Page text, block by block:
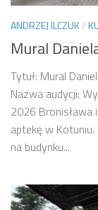
ANDRZEJ ILCZUK/
Mural
Tytuł: Mural
Nazwa audycji:
2026 Bronisława
aptekę w
na budynku...